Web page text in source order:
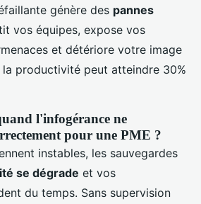
génère des pannes
vos équipes, expose vos
et détériore votre image
productivité peut atteindre 30%
l'infogérance ne
pour une PME ?
instables, les sauvegardes
se dégrade et vos
du temps. Sans supervision